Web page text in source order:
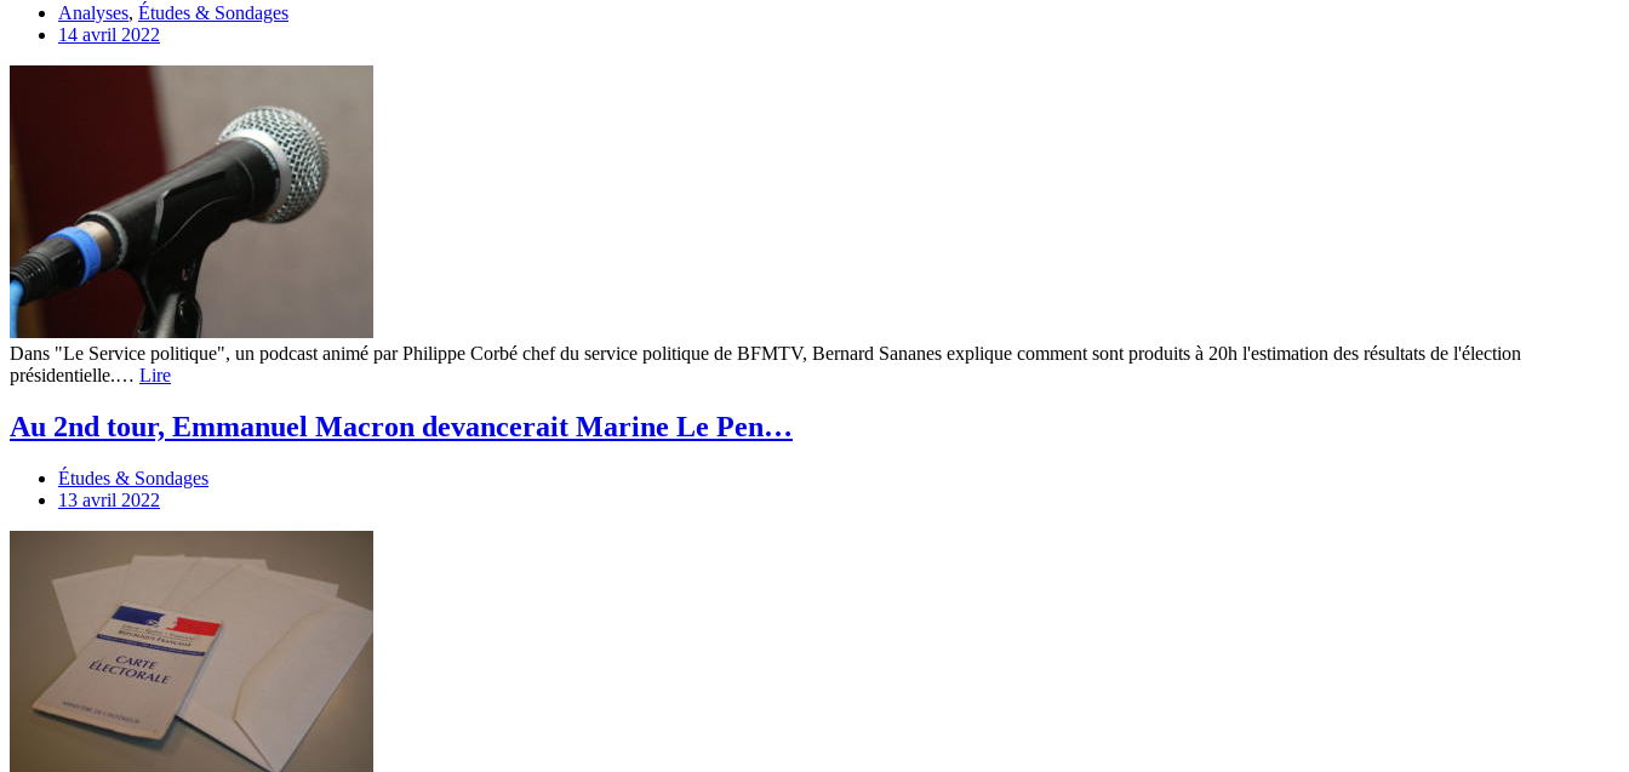
Analyses, Études & Sondages
14 avril 2022
Dans "Le Service politique", un podcast animé par Philippe Corbé chef du service politique de BFMTV, Bernard Sananes explique comment sont produits à 20h l'estimation des résultats de l'élection
présidentielle.… Lire
Au 2nd tour, Emmanuel Macron devancerait Marine Le Pen…
Études & Sondages
13 avril 2022